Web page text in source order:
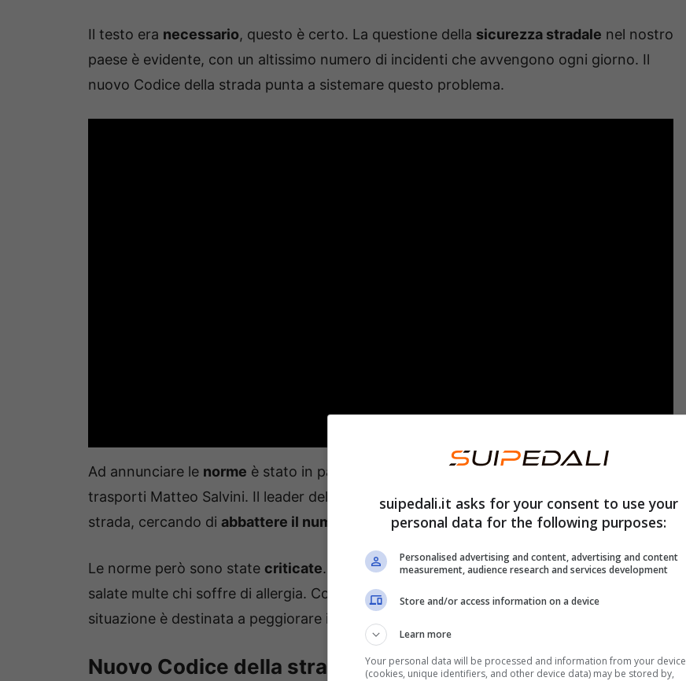
Il testo era necessario, questo è certo. La questione della sicurezza stradale nel nostro
paese è evidente, con un altissimo numero di incidenti che avvengono ogni giorno. Il
nuovo Codice della strada punta a sistemare questo problema.
Ad annunciare le norme è stato in particolare il ministro delle Infrastrutture e dei
trasporti Matteo Salvini. Il leader della Lega ha ridefinito le regole del Codice della
strada, cercando di abbattere il numero di sinistrinel nostro paese.
Le norme però sono state criticate. In particolare, ce n’è una che metterà a rischio di
salate multe chi soffre di allergia. Con l’arrivo della primavera, tra qualche mese, la
situazione è destinata a peggiorare in modo importante: ecco svelato il perché.
Nuovo Codice della strada, ora stai attento anche se sei
suipedali.it asks for your consent to use your
personal data for the following purposes:
Personalised advertising and content, advertising and content
measurement, audience research and services development
Store and/or access information on a device
Learn more
Your personal data will be processed and information from your device
(cookies, unique identifiers, and other device data) may be stored by,